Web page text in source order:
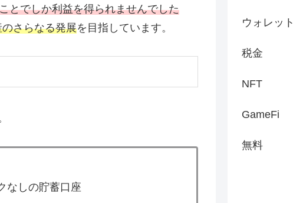
とでしか利益を得られませんでした
さらなる発展を目指しています。
なしの貯蓄口座
ウォレット
税金
NFT
GameFi
無料